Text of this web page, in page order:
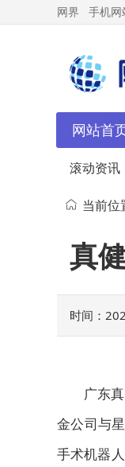
网界 手机网
网站首
滚动资讯
友圈广告全攻略：从
收费标准解析 当前位
真
时间：
广东
金公司与
手术机器